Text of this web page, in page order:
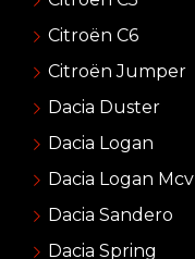
Citroën C6
Citroën Jumper
Dacia Duster
Dacia Logan
Dacia Logan Mcv
Dacia Sandero
Dacia Spring